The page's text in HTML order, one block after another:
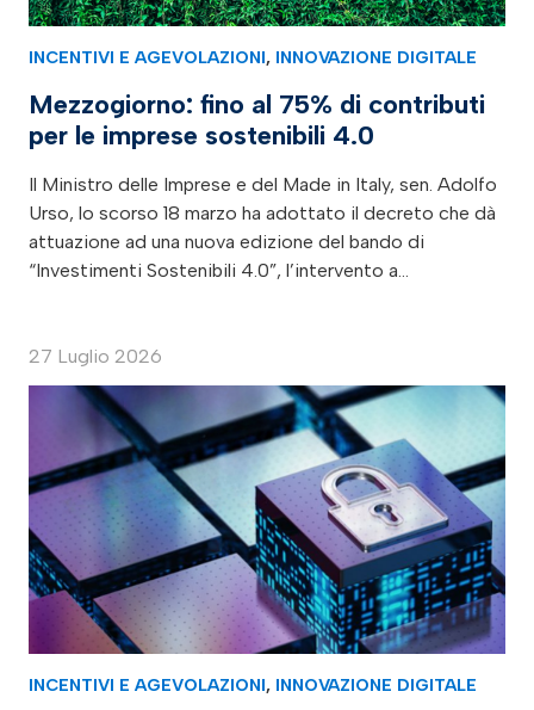
INCENTIVI E AGEVOLAZIONI, INNOVAZIONE DIGITALE
Mezzogiorno: fino al 75% di contributi
per le imprese sostenibili 4.0
Il Ministro delle Imprese e del Made in Italy, sen. Adolfo
Urso, lo scorso 18 marzo ha adottato il decreto che dà
attuazione ad una nuova edizione del bando di
“Investimenti Sostenibili 4.0”, l’intervento a…
27 Luglio 2026
INCENTIVI E AGEVOLAZIONI, INNOVAZIONE DIGITALE